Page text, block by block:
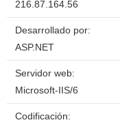
216.87.164.56
Desarrollado por:
ASP.NET
Servidor web:
Microsoft-IIS/6
Codificación: